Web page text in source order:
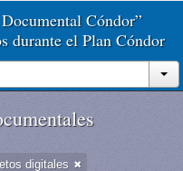
Cóndor”
durante el Plan Cóndor
digitales